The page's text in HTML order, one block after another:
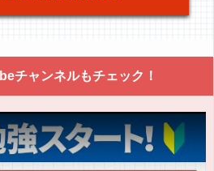
チャンネルもチェック！